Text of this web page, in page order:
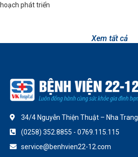
hoạch phát triển
Xem tất cả
34/4 Nguyễn Thiện Thuật – Nha Trang
(0258) 352.8855 - 0769.115.115
service@benhvien22-12.com